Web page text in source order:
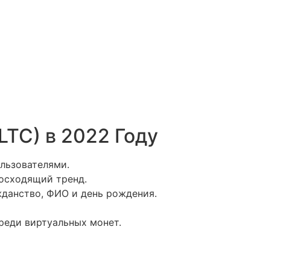
в 2022 Году
тренд.
ФИО и день рождения.
виртуальных монет.